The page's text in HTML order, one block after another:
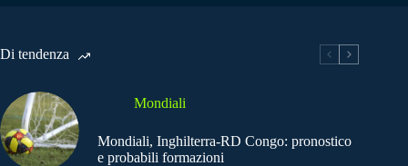
Di tendenza
Mondiali
Mondiali, Inghilterra-RD Congo: pronostico
e probabili formazioni